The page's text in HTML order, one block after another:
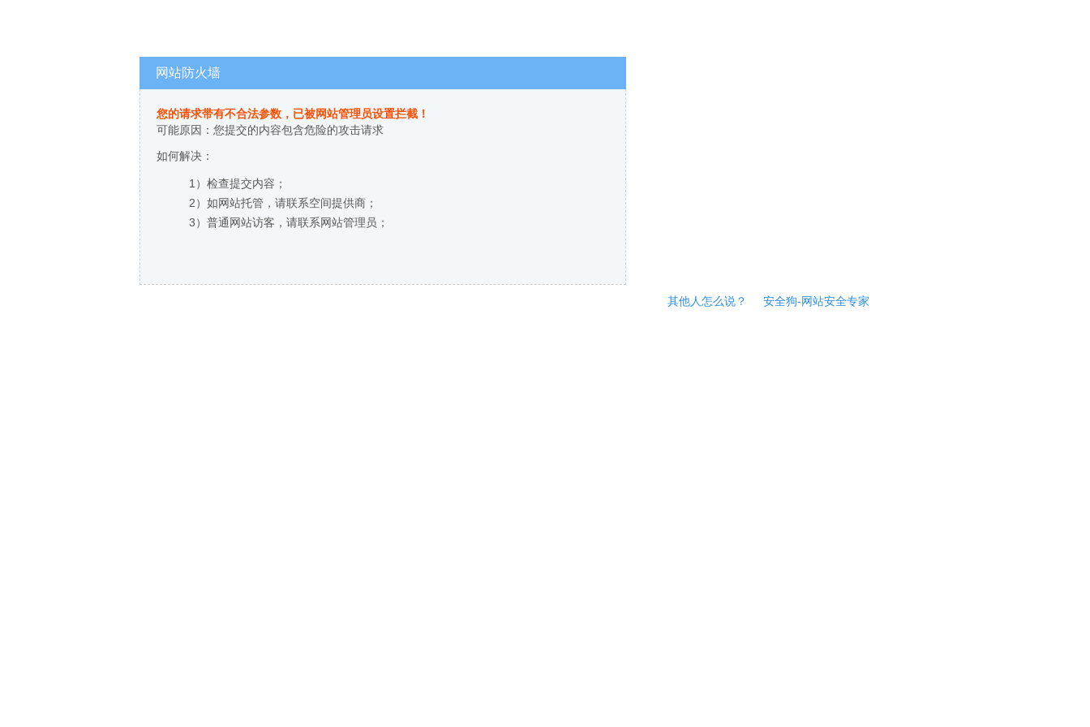
网站防火墙
您的请求带有不合法参数，已被网站管理员设置拦截！
可能原因：您提交的内容包含危险的攻击请求
如何解决：
1）检查提交内容；
2）如网站托管，请联系空间提供商；
3）普通网站访客，请联系网站管理员；
其他人怎么说？ 安全狗-网站安全专家